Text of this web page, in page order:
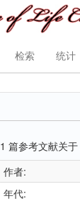
检索 统计
1 篇参考文献关于
作者:
年代: